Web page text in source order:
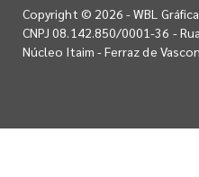
Copyright © 2026 - WBL
CNPJ 08.142.850/0001-36 -
Núcleo Itaim - Ferraz de